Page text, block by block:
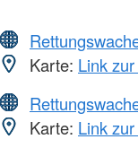
Karte: Link
Karte: Link